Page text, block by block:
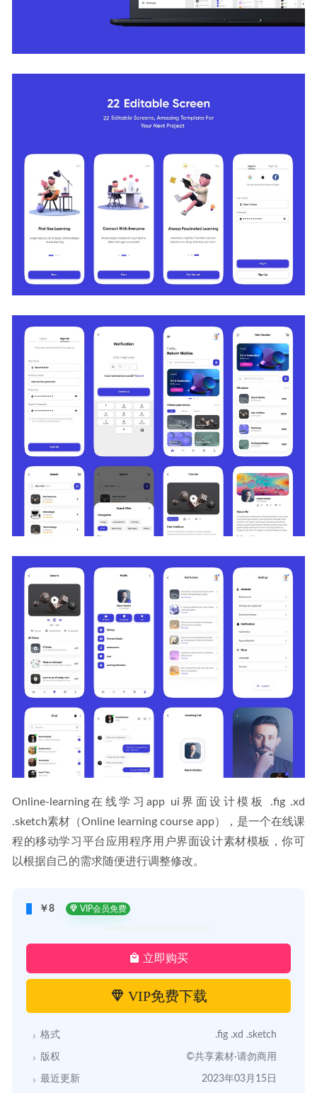
Online-learning在线学习app ui界面设计模板 .fig .xd
.sketch素材（Online learning course app），是一个在线课
程的移动学习平台应用程序用户界面设计素材模板，你可
以根据自己的需求随便进行调整修改。
￥8 VIP会员免费
立即购买
VIP免费下载
格式 .fig .xd .sketch
版权 ©共享素材·请勿商用
最近更新 2023年03月15日